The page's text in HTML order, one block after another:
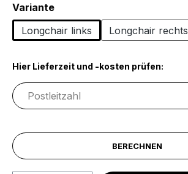
Varianteauswählen
Longchair links
Longchair rechts
Hier Lieferzeit und -kosten prüfen:
BERECHNEN